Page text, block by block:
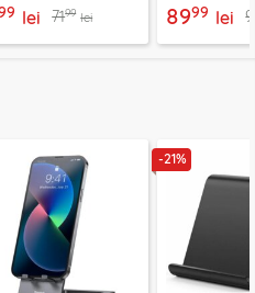
CHPD224
lei 7199 lei
CHC2
8999 lei
-21%